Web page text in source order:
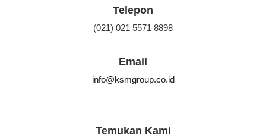
Telepon
(021) 021 5571 8898
Email
info@ksmgroup.co.id
Temukan Kami